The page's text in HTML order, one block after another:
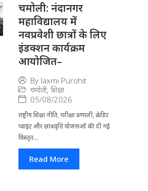
चमोली: नंदानगर
महाविद्यालय में
नवप्रवेशी छात्रों के लिए
इंडक्शन कार्यक्रम
आयोजित–
By laxmi Purohit
चमोली, शिक्षा
05/08/2026
राष्ट्रीय शिक्षा नीति, परीक्षा प्रणाली, क्रेडिट
प्वाइंट और छात्रवृत्ति योजनाओं की दी गई
विस्तृत...
Read More